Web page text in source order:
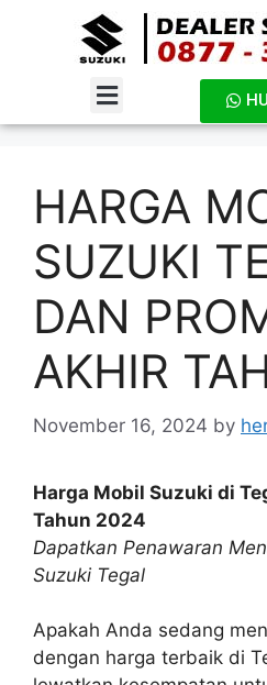
HARGA
SUZUKI
DAN
AKHIR
November 16, 2024 by
Harga Mobil Suzuki di
Tahun 2024
Dapatkan Penawaran
Suzuki Tegal
Apakah Anda sedang
dengan harga terbaik di